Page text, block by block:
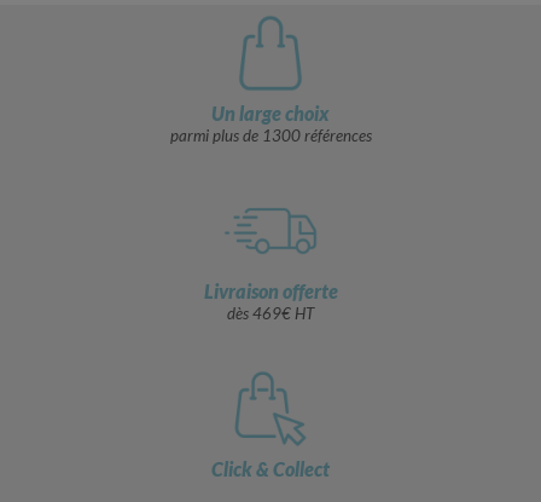
Un large choix
parmi plus de 1300 références
Livraison offerte
dès 469€ HT
Click & Collect